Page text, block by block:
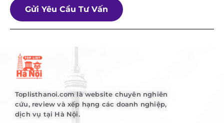
Gửi Yêu Cầu Tư Vấn
Toplisthanoi.com là website chuyên nghiên
cứu, review và xếp hạng các doanh nghiệp,
dịch vụ tại Hà Nội.